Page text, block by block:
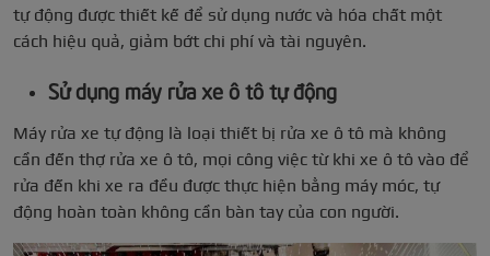
tự động được thiết kế để sử dụng nước và hóa chất một
cách hiệu quả, giảm bớt chi phí và tài nguyên.
Sử dụng máy rửa xe ô tô tự động
Máy rửa xe tự động là loại thiết bị rửa xe ô tô mà không
cần đến thợ rửa xe ô tô, mọi công việc từ khi xe ô tô vào để
rửa đến khi xe ra đều được thực hiện bằng máy móc, tự
động hoàn toàn không cần bàn tay của con người.